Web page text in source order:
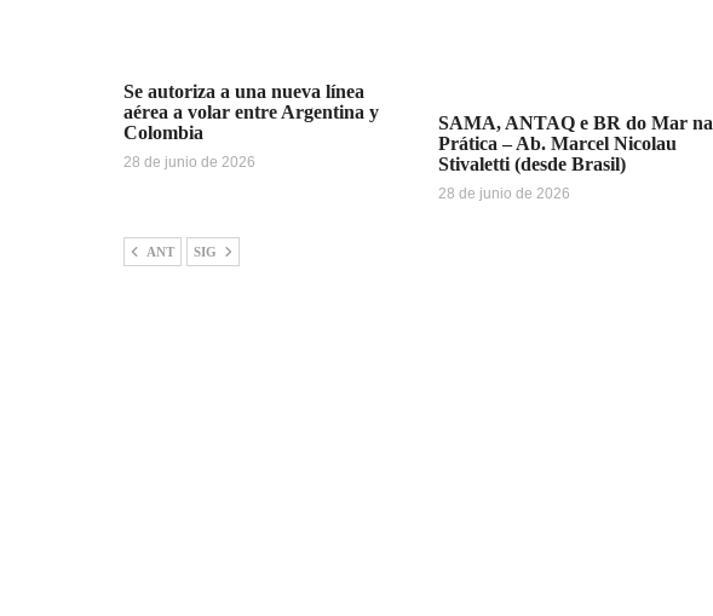
Se autoriza a una nueva línea
aérea a volar entre Argentina y
Colombia
28 de junio de 2026
SAMA, ANTAQ e BR do Mar na
Prática – Ab. Marcel Nicolau
Stivaletti (desde Brasil)
28 de junio de 2026
ANT SIG